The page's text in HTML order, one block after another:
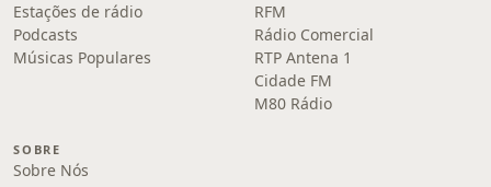
Estações de rádio
Podcasts
Músicas Populares
RFM
Rádio Comercial
RTP Antena 1
Cidade FM
M80 Rádio
SOBRE
Sobre Nós